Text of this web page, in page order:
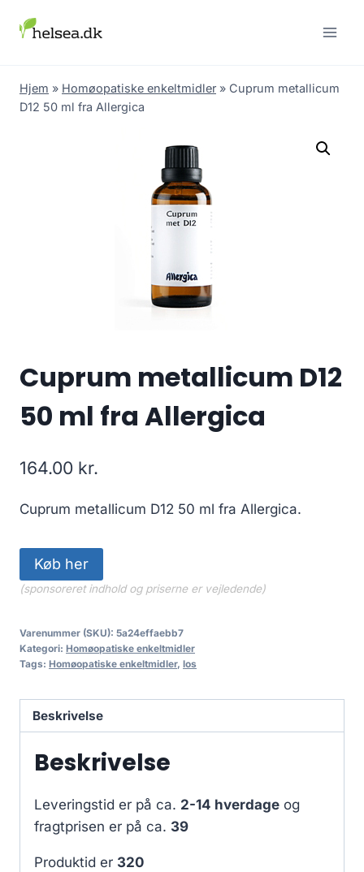
Hjem » Homøopatiske enkeltmidler » Cuprum metallicum
D12 50 ml fra Allergica
Cuprum metallicum D12
50 ml fra Allergica
164.00 kr.
Cuprum metallicum D12 50 ml fra Allergica.
Køb her
(sponsoreret indhold og priserne er vejledende)
Varenummer (SKU): 5a24effaebb7
Kategori: Homøopatiske enkeltmidler
Tags: Homøopatiske enkeltmidler, los
Beskrivelse
Beskrivelse
Leveringstid er på ca. 2-14 hverdage og
fragtprisen er på ca. 39
Produktid er 320